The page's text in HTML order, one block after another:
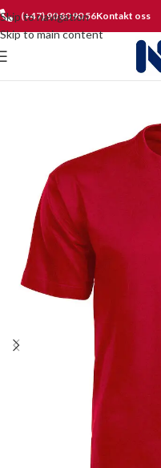
Skip to navigation
Skip to main content
(+47) 90 80 90 56Kontakt oss